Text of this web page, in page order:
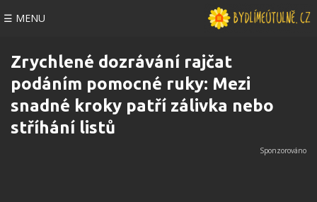
☰ MENU
Zrychlené dozrávání rajčat
podáním pomocné ruky: Mezi
snadné kroky patří zálivka nebo
stříhání listů